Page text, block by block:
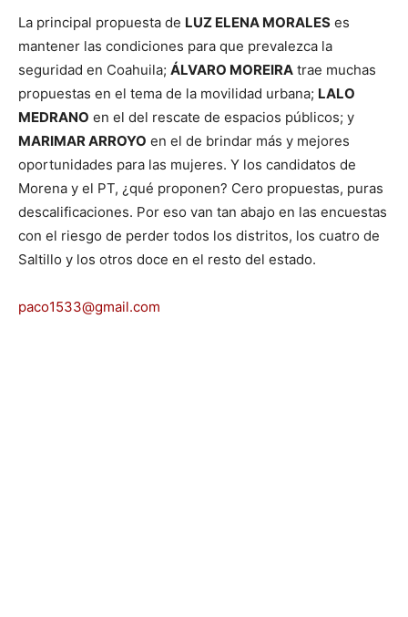
La principal propuesta de LUZ ELENA MORALES es
mantener las condiciones para que prevalezca la
seguridad en Coahuila; ÁLVARO MOREIRA trae muchas
propuestas en el tema de la movilidad urbana; LALO
MEDRANO en el del rescate de espacios públicos; y
MARIMAR ARROYO en el de brindar más y mejores
oportunidades para las mujeres. Y los candidatos de
Morena y el PT, ¿qué proponen? Cero propuestas, puras
descalificaciones. Por eso van tan abajo en las encuestas
con el riesgo de perder todos los distritos, los cuatro de
Saltillo y los otros doce en el resto del estado.
paco1533@gmail.com